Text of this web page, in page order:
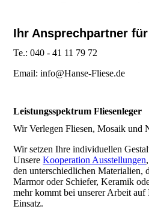
Ihr Ansprechpartner
Te.: 040 - 41 11 79 72
Email: info@Hanse-Fliese.de
Leistungsspektrum Fliesenleger
Wir Verlegen Fliesen, Mosaik und
Wir setzen Ihre individuellen
UnsereKooperation Ausstellungen
den unterschiedlichen Materialien,
Marmor oder Schiefer, Keramik
mehr kommt bei unserer Arbeit
Einsatz.